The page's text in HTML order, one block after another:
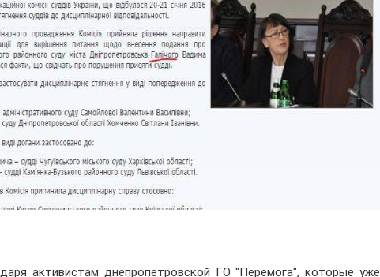
активистам днепропетровской ГО "Перемога", которые уже